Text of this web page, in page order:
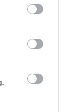
may click to
party tags to
below Google